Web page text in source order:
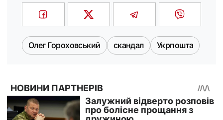
Олег Гороховський скандал Укрпошта